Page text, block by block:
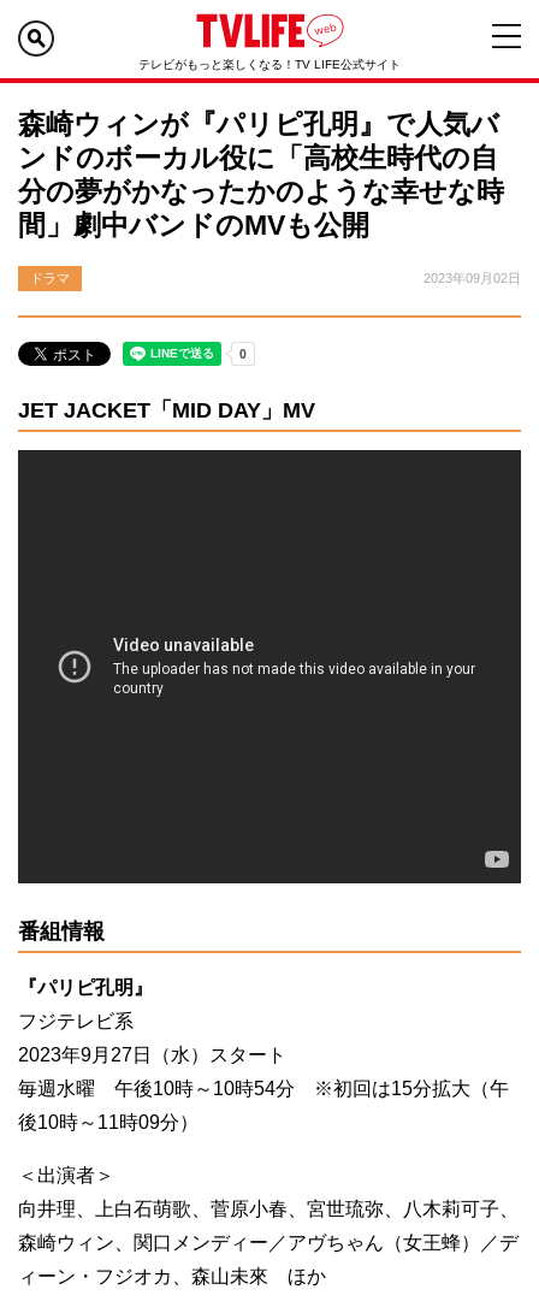
テレビがもっと楽しくなる！TV LIFE公式サイト
森崎ウィンが『パリピ孔明』で人気バ
ンドのボーカル役に「高校生時代の自
分の夢がかなったかのような幸せな時
間」劇中バンドのMVも公開
ドラマ 2023年09月02日
JET JACKET「MID DAY」MV
番組情報
『パリピ孔明』
フジテレビ系
2023年9月27日（水）スタート
毎週水曜 午後10時～10時54分 ※初回は15分拡大（午
後10時～11時09分）
＜出演者＞
向井理、上白石萌歌、菅原小春、宮世琉弥、八木莉可子、
森崎ウィン、関口メンディー／アヴちゃん（女王蜂）／デ
ィーン・フジオカ、森山未來 ほか